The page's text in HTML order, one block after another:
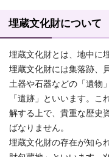
埋蔵文化財について
埋蔵文化財とは、地中に
埋蔵文化財には集落跡、
土器や石器などの「遺物
「遺跡」といいます。
解する上で、貴重な歴史
ばなりません。
埋蔵文化財の存在が知ら